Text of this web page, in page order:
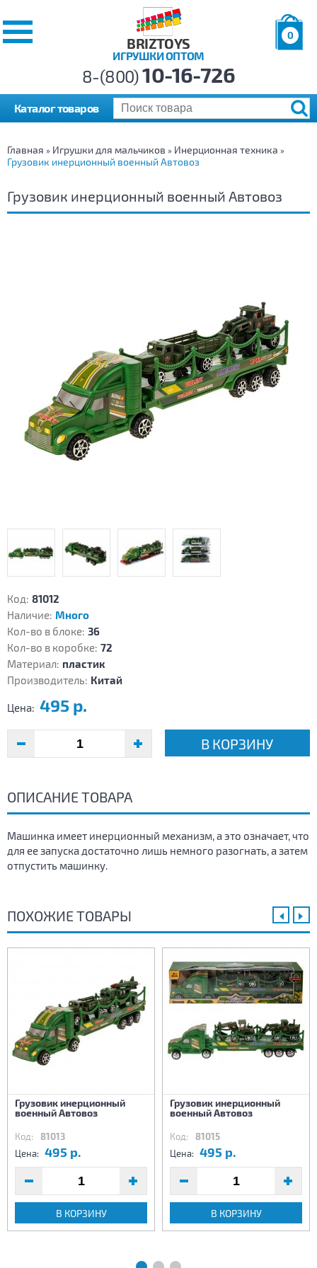
BRIZTOYS
ИГРУШКИ ОПТОМ
0
р.
8-(800)10-16-726
Каталог товаров
Главная » Игрушки для мальчиков » Инерционная техника »
Грузовик инерционный военный Автовоз
Грузовик инерционный военный Автовоз
Код: 81012
Наличие: Много
Кол-во в блоке: 36
Кол-во в коробке: 72
Материал: пластик
Производитель: Китай
Цена: 495 р.
В КОРЗИНУ
ОПИСАНИЕ ТОВАРА
Машинка имеет инерционный механизм, а это означает, что
для ее запуска достаточно лишь немного разогнать, а затем
отпустить машинку.
ПОХОЖИЕ ТОВАРЫ
Грузовик инерционный
военный Автовоз
Код: 81013
Цена: 495 р.
В КОРЗИНУ
Грузовик инерционный
военный Автовоз
Код: 81015
Цена: 495 р.
В КОРЗИНУ